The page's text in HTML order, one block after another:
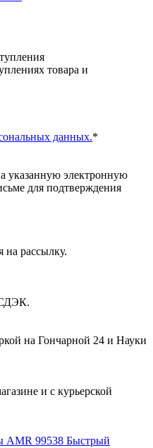
товара и
данных.*
указанную электронную
для подтверждения
на рассылку.
на Гончарной 24 и Науки
и с курьерской
Быстрый